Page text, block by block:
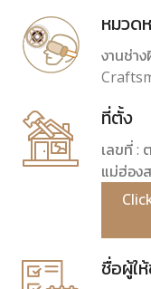
หมวด
งานช่า
ที่ตั้ง
เลขที่ :
แม่ฮ่อง
ชื่อผู้ใ